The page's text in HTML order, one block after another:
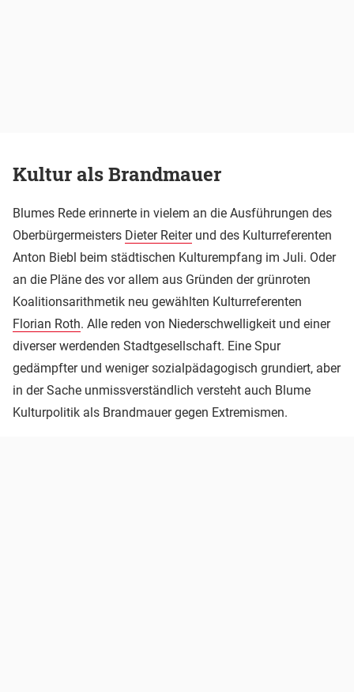
Kultur als Brandmauer
Blumes Rede erinnerte in vielem an die Ausführungen des
Oberbürgermeisters Dieter Reiterund des Kulturreferenten
Anton Biebl beim städtischen Kulturempfang im Juli. Oder
an die Pläne des vor allem aus Gründen der grünroten
Koalitionsarithmetik neu gewählten Kulturreferenten
Florian Roth. Alle reden von Niederschwelligkeit und einer
diverser werdenden Stadtgesellschaft. Eine Spur
gedämpfter und weniger sozialpädagogisch grundiert, aber
in der Sache unmissverständlich versteht auch Blume
Kulturpolitik als Brandmauer gegen Extremismen.